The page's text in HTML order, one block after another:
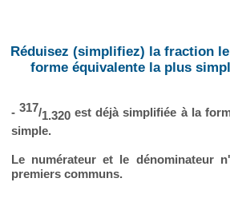
Réduisez (simplifiez) la fraction
forme équivalente la plus
- 317/1.320est déjà simplifiée à la
simple.
Le numérateur et le dénominateur
premiers communs.